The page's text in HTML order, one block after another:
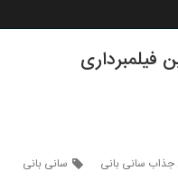
فیلمبرداری
جذاب سانی بانی سانی بانی